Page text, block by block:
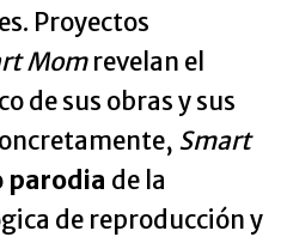
Proyectos
Momrevelan el
de sus obras y sus
Smart
parodia de la
de reproducción y